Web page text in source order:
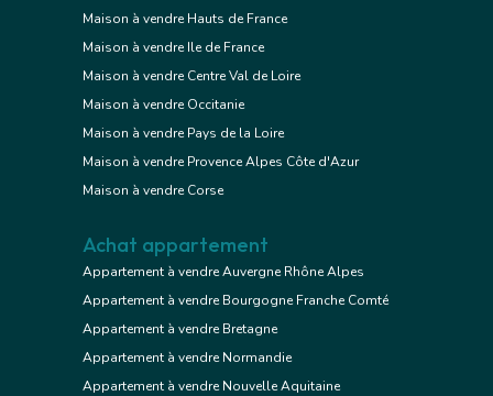
Maison à vendre Hauts de France
Maison à vendre Ile de France
Maison à vendre Centre Val de Loire
Maison à vendre Occitanie
Maison à vendre Pays de la Loire
Maison à vendre Provence Alpes Côte d'Azur
Maison à vendre Corse
Achat appartement
Appartement à vendre Auvergne Rhône Alpes
Appartement à vendre Bourgogne Franche Comté
Appartement à vendre Bretagne
Appartement à vendre Normandie
Appartement à vendre Nouvelle Aquitaine